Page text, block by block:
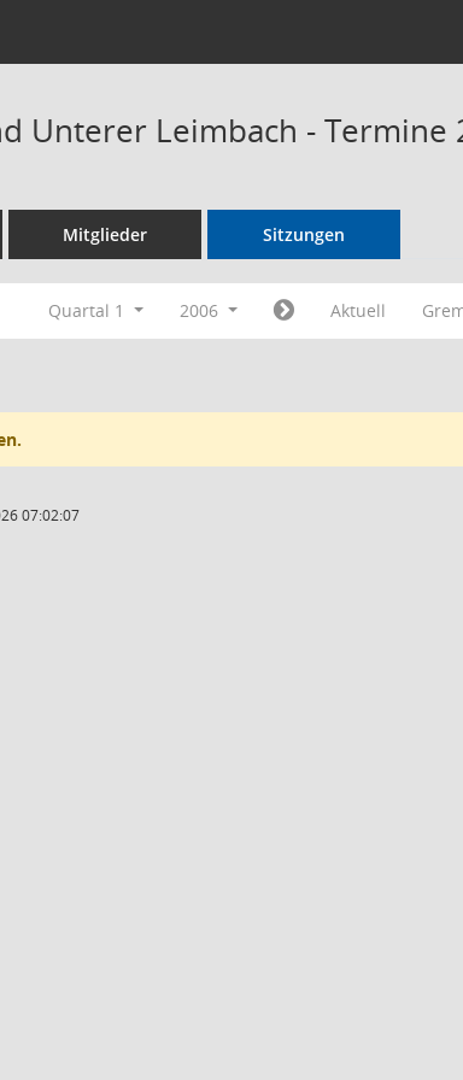
Unterer Leimbach - Termine
Mitglieder Sitzungen
Quartal 1 2006 Aktuell
07:02:07